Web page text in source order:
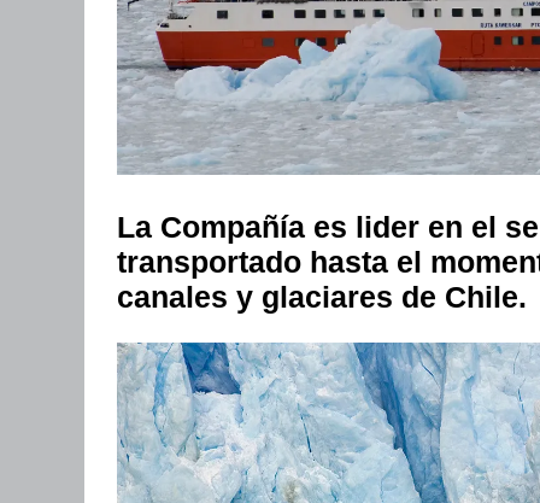
La Compañía es lider en el
transportado hasta el
canales y glaciares de Chile.